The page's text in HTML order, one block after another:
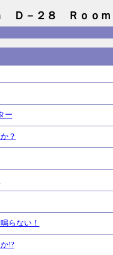
Ｄ－２８ Ｒｏｏｍ
ー
？
らない！
!?